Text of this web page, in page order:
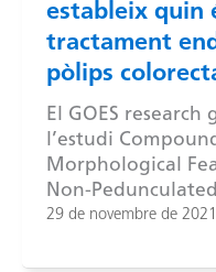
estableix quin
tractament
pòlips
El GOES
l’estudi
Morphological
Non-
29 de novembre de 2021